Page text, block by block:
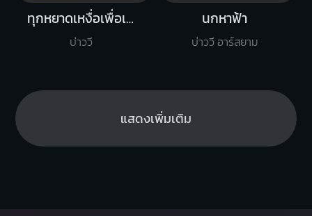
ทุกหยาดเหงื่อเพื่อเธอ
บ่าววี
นกหาฟ้า
บ่าววี อาร์สยาม
แสดงเพิ่มเติม